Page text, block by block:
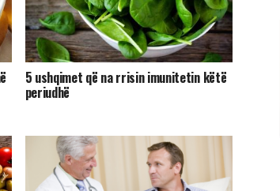
5 ushqimet që na rrisin imunitetin këtë
periudhë